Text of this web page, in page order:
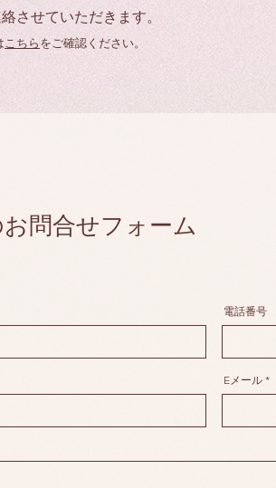
させていただきます。
こちら をご確認ください。
問合せフォーム
電話番号
Eメール